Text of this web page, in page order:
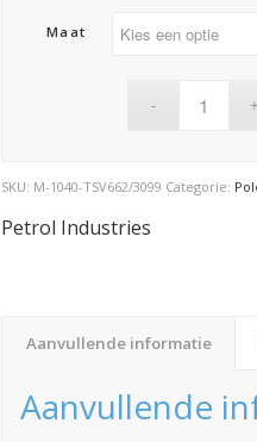
was:
is:
Maat
SKU: M-1040-TSV662/3099 Categorie:
Petrol Industries
Aanvullende informatie
Aanvullende